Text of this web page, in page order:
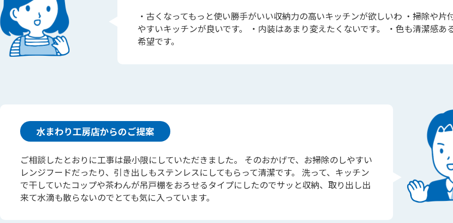
・古くなってもっと使い勝手がいい収納力の高いキッチンが欲しいわ ・掃除や片
やすいキッチンが良いです。 ・内装はあまり変えたくないです。 ・色も清潔感あ
希望です。
水まわり工房店からのご提案
ご相談したとおりに工事は最小限にしていただきました。 そのおかげで、お掃除のしやすい
レンジフードだったり、引き出しもステンレスにしてもらって清潔です。 洗って、キッチン
で干していたコップや茶わんが吊戸棚をおろせるタイプにしたのでサッと収納、取り出し出
来て水滴も散らないのでとても気に入っています。